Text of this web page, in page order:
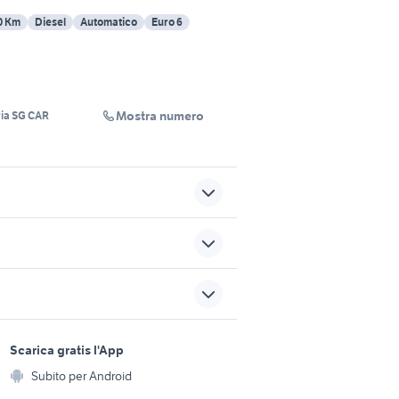
Km Diesel Automatico Euro 6
SG CAR Mostra numero
lancia ypsilon 1.2
auto usate niscemi
renault clio 1.8 16v auto
e
Scarica gratis l'App
Subito per Android